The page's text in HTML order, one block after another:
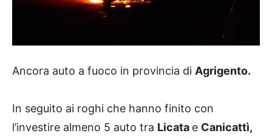
Ancora auto a fuoco in provincia di Agrigento.
In seguito ai roghi che hanno finito con
l’investire almeno 5 auto tra Licata e Canicattì,